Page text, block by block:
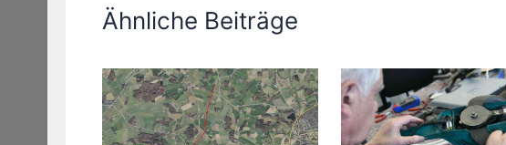
Ähnliche Beiträge